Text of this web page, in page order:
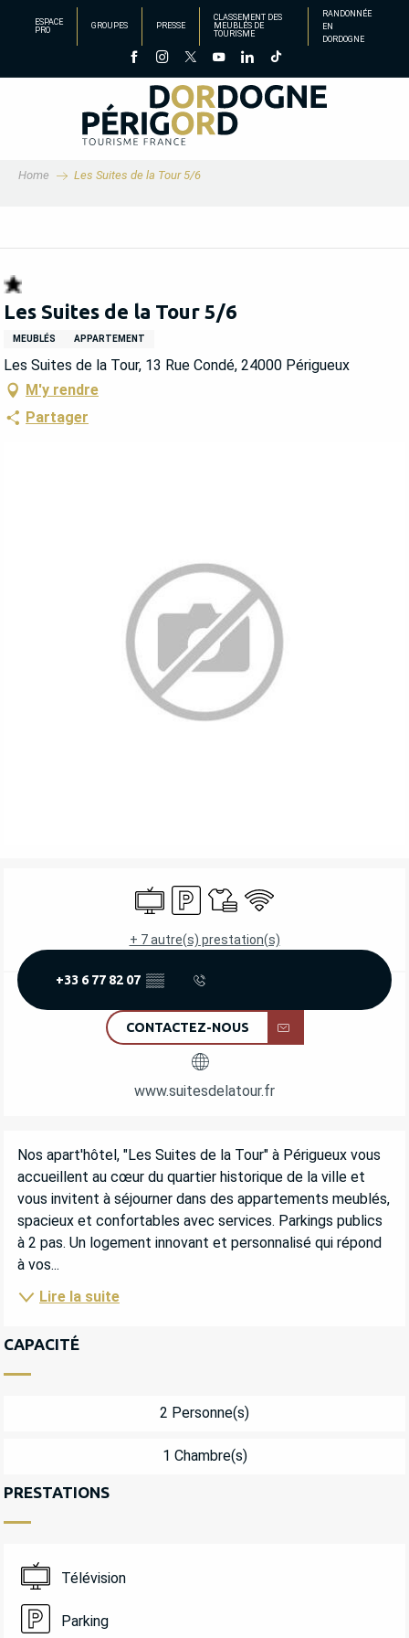
principal
ESPACE
PRO
GROUPES PRESSE
CLASSEMENT DES
MEUBLÉS DE
TOURISME
RANDONNÉE
EN
DORDOGNE
Home Les Suites de la Tour 5/6
Les Suites de la Tour 5/6
MEUBLÉS APPARTEMENT
Les Suites de la Tour, 13 Rue Condé, 24000 Périgueux
M'y rendre
Partager
OUVERTURE ET COORDONNÉES
TélévisionParkingDraps et linge
WiFi
+ 7 autre(s) prestation(s)
+33 6 77 82 07 ▒▒
CONTACTEZ-NOUS
www.suitesdelatour.fr
DESCRIPTION
Nos apart'hôtel, "Les Suites de la Tour" à Périgueux vous
accueillent au cœur du quartier historique de la ville et
vous invitent à séjourner dans des appartements meublés,
spacieux et confortables avec services. Parkings publics
à 2 pas. Un logement innovant et personnalisé qui répond
à vos...
Lire la suite
CAPACITÉ
2 Personne(s)
1 Chambre(s)
PRESTATIONS
Télévision
Parking